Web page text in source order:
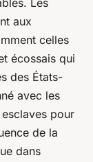
Les
aux
celles
écossais qui
des États-
avec les
pour
de la
dans